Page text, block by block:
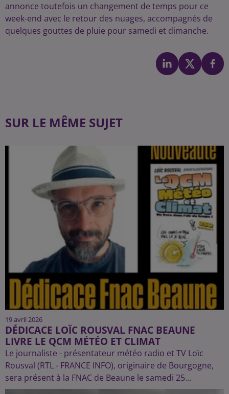
annonce toutefois un changement de temps pour ce
week-end avec le retour des nuages, accompagnés de
quelques gouttes de pluie pour samedi et dimanche.
SUR LE MÊME SUJET
19 avril 2026
DÉDICACE LOÏC ROUSVAL FNAC BEAUNE
LIVRE LE QCM MÉTÉO ET CLIMAT
Le journaliste - présentateur météo radio et TV Loïc
Rousval (RTL - FRANCE INFO), originaire de Bourgogne,
sera présent à la FNAC de Beaune le samedi 25...